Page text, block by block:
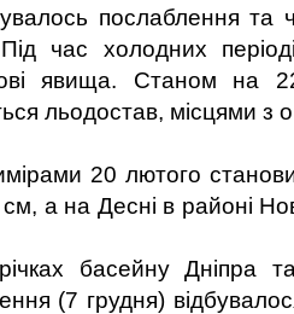
послаблення та
час холодних
явища. Станом на
льодостав, місцями з
20 лютого
а на Десні в районі
басейну Дніпра
(7 грудня)